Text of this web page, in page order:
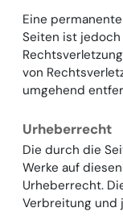
Eine
Seiten ist
von
umgehend
Urheberrecht
Die durch die
Werke auf
Urheberrecht.
Verbreitung und